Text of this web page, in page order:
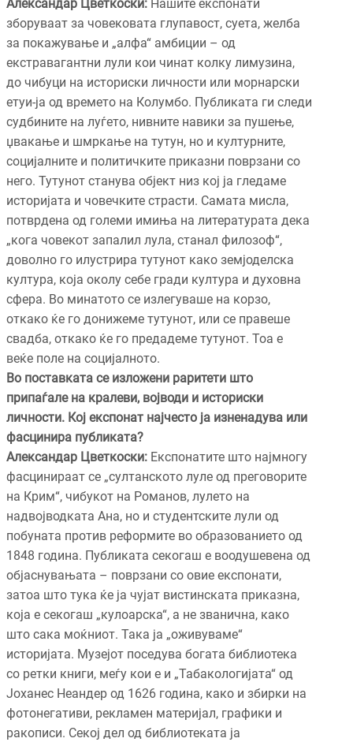
Александар Цветкоски: Нашите експонати
зборуваат за човековата глупавост, суета, желба
за покажување и „алфа“ амбиции – од
екстравагантни лули кои чинат колку лимузина,
до чибуци на историски личности или морнарски
етуи-ја од времето на Колумбо. Публиката ги следи
судбините на луѓето, нивните навики за пушење,
џвакање и шмркање на тутун, но и културните,
социјалните и политичките приказни поврзани со
него. Тутунот станува објект низ кој ја гледаме
историјата и човечките страсти. Самата мисла,
потврдена од големи имиња на литературата дека
„кога човекот запалил лула, станал филозоф“,
доволно го илустрира тутунот како земјоделска
култура, која околу себе гради култура и духовна
сфера. Во минатото се излегуваше на корзо,
откако ќе го донижеме тутунот, или се правеше
свадба, откако ќе го предадеме тутунот. Тоа е
веќе поле на социјалното.
Во поставката се изложени раритети што
припаѓале на кралеви, војводи и историски
личности. Кој експонат најчесто ја изненадува или
фасцинира публиката?
Александар Цветкоски: Експонатите што најмногу
фасцинираат се „султанското луле од преговорите
на Крим“, чибукот на Романов, лулето на
надвојводката Ана, но и студентските лули од
побуната против реформите во образованието од
1848 година. Публиката секогаш е воодушевена од
објаснувањата – поврзани со овие експонати,
затоа што тука ќе ја чујат вистинската приказна,
која е секогаш „кулоарска“, а не званична, како
што сака моќниот. Така ја „оживуваме“
историјата. Музејот поседува богата библиотека
со ретки книги, меѓу кои е и „Табакологијата“ од
Јоханес Неандер од 1626 година, како и збирки на
фотонегативи, рекламен материјал, графики и
ракописи. Секој дел од библиотеката ја